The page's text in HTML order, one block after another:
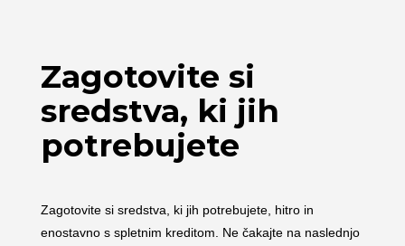
Zagotovite si
sredstva, ki jih
potrebujete
Zagotovite si sredstva, ki jih potrebujete, hitro in
enostavno s spletnim kreditom. Ne čakajte na naslednjo